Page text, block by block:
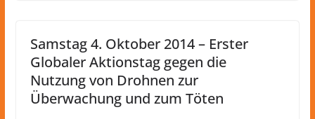
Samstag 4. Oktober 2014 – Erster
Globaler Aktionstag gegen die
Nutzung von Drohnen zur
Überwachung und zum Töten